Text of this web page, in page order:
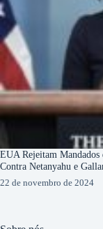
EUA Rejeitam Mandados
Contra Netanyahu e
22 de novembro de 2024